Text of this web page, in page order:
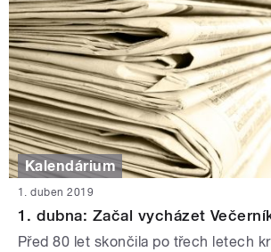
Kalendárium
1. duben 2019
1. dubna: Začal vycházet
Před 80 let skončila po třech letech